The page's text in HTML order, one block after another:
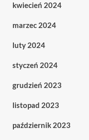
kwiecień 2024
marzec 2024
luty 2024
styczeń 2024
grudzień 2023
listopad 2023
październik 2023